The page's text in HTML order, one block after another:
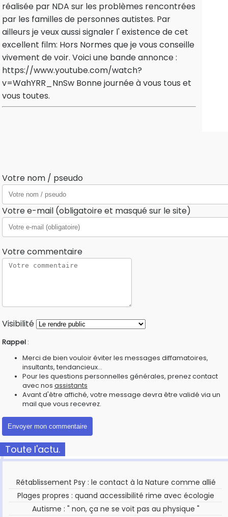
réalisée par NDA sur les problèmes rencontrées
par les familles de personnes autistes. Par
ailleurs je veux aussi signaler l' existence de cet
excellent film: Hors Normes que je vous conseille
vivement de voir. Voici une bande annonce :
https://www.youtube.com/watch?
v=WahYRR_NnSw Bonne journée à vous tous et
vous toutes.
Votre nom / pseudo
Votre e-mail (obligatoire et masqué sur le site)
Votre commentaire
Visibilité
Rappel :
Merci de bien vouloir éviter les messages diffamatoires,
insultants, tendancieux...
Pour les questions personnelles générales, prenez contact
avec nos assistants
Avant d'être affiché, votre message devra être validé via un
mail que vous recevrez.
Toute l'actu.
Rétablissement Psy : le contact à la Nature comme allié
Plages propres : quand accessibilité rime avec écologie
Autisme : " non, ça ne se voit pas au physique "